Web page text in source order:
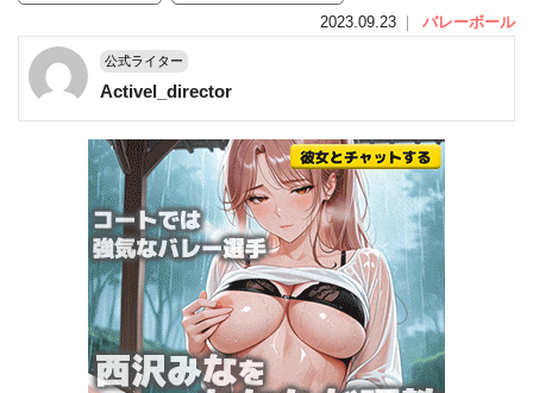
2023.09.23 ｜ バレーボール
公式ライター
Activel_director